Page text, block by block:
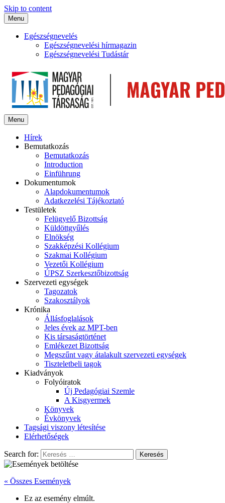
Skip to content
Menu
Egészségnevelés
Egészségnevelési hírmagazin
Egészségnevelési Tudástár
Menu
Hírek
Bemutatkozás
Bemutatkozás
Introduction
Einführung
Dokumentumok
Alapdokumentumok
Adatkezelési Tájékoztató
Testületek
Felügyelő Bizottság
Küldöttgyűlés
Elnökség
Szakképzési Kollégium
Szakmai Kollégium
Vezetői Kollégium
ÚPSZ Szerkesztőbizottság
Szervezeti egységek
Tagozatok
Szakosztályok
Krónika
Állásfoglalások
Jeles évek az MPT-ben
Kis társaságtörténet
Emlékezet Bizottság
Megszűnt vagy átalakult szervezeti egységek
Tiszteletbeli tagok
Kiadványok
Folyóiratok
Új Pedagógiai Szemle
A Kisgyermek
Könyvek
Évkönyvek
Tagsági viszony létesítése
Elérhetőségek
Search for:
« Összes Események
Ez az esemény elmúlt.